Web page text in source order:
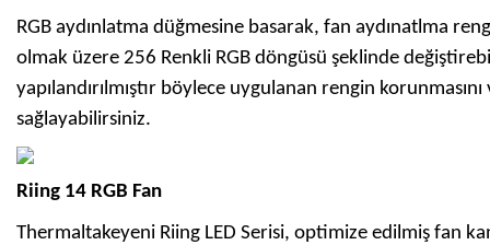
RGB aydınlatma düğmesine basarak, fan aydınatlma
olmak üzere 256 Renkli RGB döngüsü şeklinde
yapılandırılmıştır böylece uygulanan rengin korunmasını
sağlayabilirsiniz.
Riing 14 RGB Fan
Thermaltakeyeni Riing LED Serisi, optimize edilmiş fan